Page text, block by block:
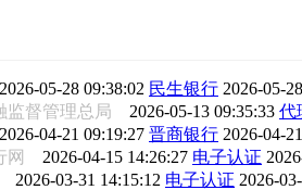
2026-05-28 09:38:02 民生银行 2026-05-
监督管理总局 2026-05-13 09:35:33 代
2026-04-21 09:19:27 晋商银行 2026-04-
网 2026-04-15 14:26:27 电子认证
2026-03-31 14:15:12 电子认证 2026-